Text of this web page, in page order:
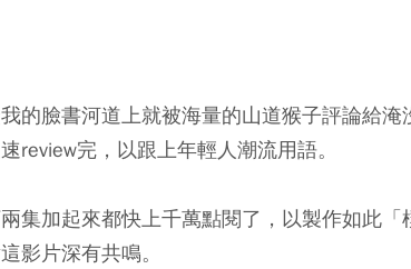
的臉書河道上就被海量的山道猴子評論給
review完，以跟上年輕人潮流用語。
集加起來都快上千萬點閱了，以製作如此
影片深有共鳴。